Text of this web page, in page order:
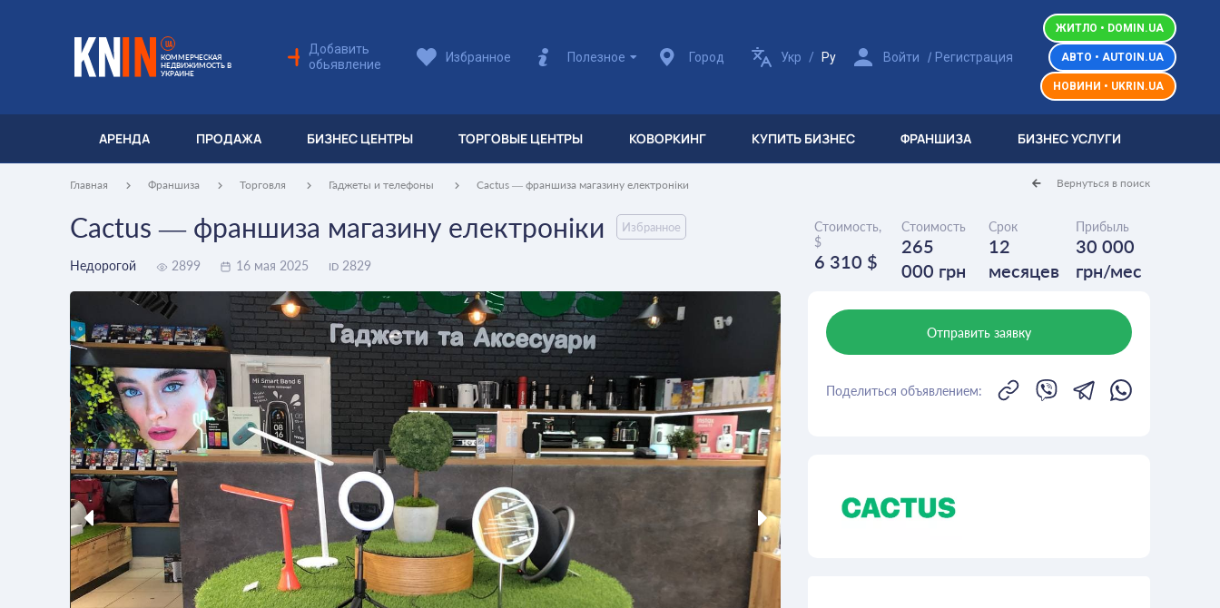
UA
КОММЕРЧЕСКАЯ
НЕДВИЖИМОСТЬ В
УКРАИНЕ
Добавить
обьявление
Избранное Полезное Город Укр / Ру Войти / Регистрация
ЖИТЛО • DOMIN.UA
АВТО • AUTOIN.UA
НОВИНИ • UKRIN.UA
АРЕНДА ПРОДАЖА БИЗНЕС ЦЕНТРЫ ТОРГОВЫЕ ЦЕНТРЫ КОВОРКИНГ КУПИТЬ БИЗНЕС ФРАНШИЗА БИЗНЕС УСЛУГИ
Главная Франшиза Торговля Гаджеты и телефоны Cactus — франшиза магазину електроніки Вернуться в поиск
Cactus — франшиза магазину електроніки Избранное
Недорогой 2899 16 мая 2025 ID 2829
Стоимость,
$
6 310 $
Стоимость
265
000 грн
Срок
12
месяцев
Прибыль
30 000
грн/мес
Отправить заявку
Поделиться объявлением: